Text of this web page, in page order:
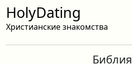
HolyDating
Христианские знакомства
Библия